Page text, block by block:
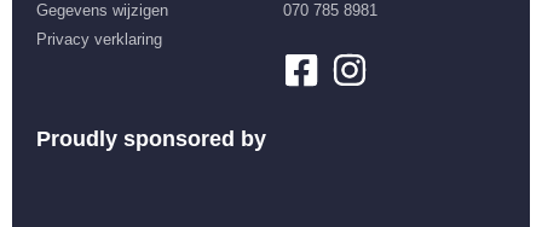
Gegevens wijzigen
Privacy verklaring
070 785 8981
Proudly sponsored by